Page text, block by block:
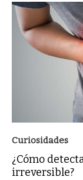
Curiosidades
¿Cómo
irreversible?